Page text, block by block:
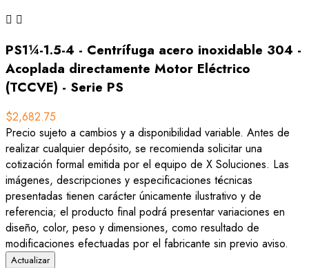
 
PS1¼-1.5-4 - Centrífuga acero inoxidable 304 -
Acoplada directamente Motor Eléctrico
(TCCVE) - Serie PS
$2,682.75
Precio sujeto a cambios y a disponibilidad variable. Antes de
realizar cualquier depósito, se recomienda solicitar una
cotización formal emitida por el equipo de X Soluciones. Las
imágenes, descripciones y especificaciones técnicas
presentadas tienen carácter únicamente ilustrativo y de
referencia; el producto final podrá presentar variaciones en
diseño, color, peso y dimensiones, como resultado de
modificaciones efectuadas por el fabricante sin previo aviso.